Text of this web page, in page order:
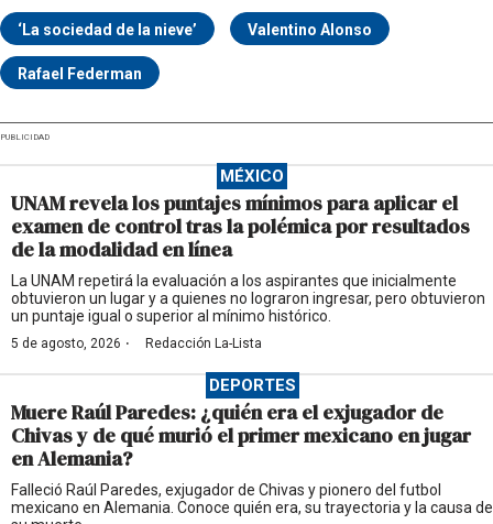
‘La sociedad de la nieve’ Valentino Alonso
Rafael Federman
PUBLICIDAD
MÉXICO
UNAM revela los puntajes mínimos para aplicar el
examen de control tras la polémica por resultados
de la modalidad en línea
La UNAM repetirá la evaluación a los aspirantes que inicialmente
obtuvieron un lugar y a quienes no lograron ingresar, pero obtuvieron
un puntaje igual o superior al mínimo histórico.
5 de agosto, 2026 · Redacción La-Lista
DEPORTES
Muere Raúl Paredes: ¿quién era el exjugador de
Chivas y de qué murió el primer mexicano en jugar
en Alemania?
Falleció Raúl Paredes, exjugador de Chivas y pionero del futbol
mexicano en Alemania. Conoce quién era, su trayectoria y la causa de